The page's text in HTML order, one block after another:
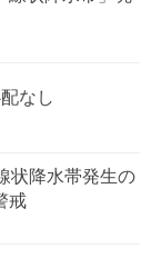
なし
状降水帯発生の
戒